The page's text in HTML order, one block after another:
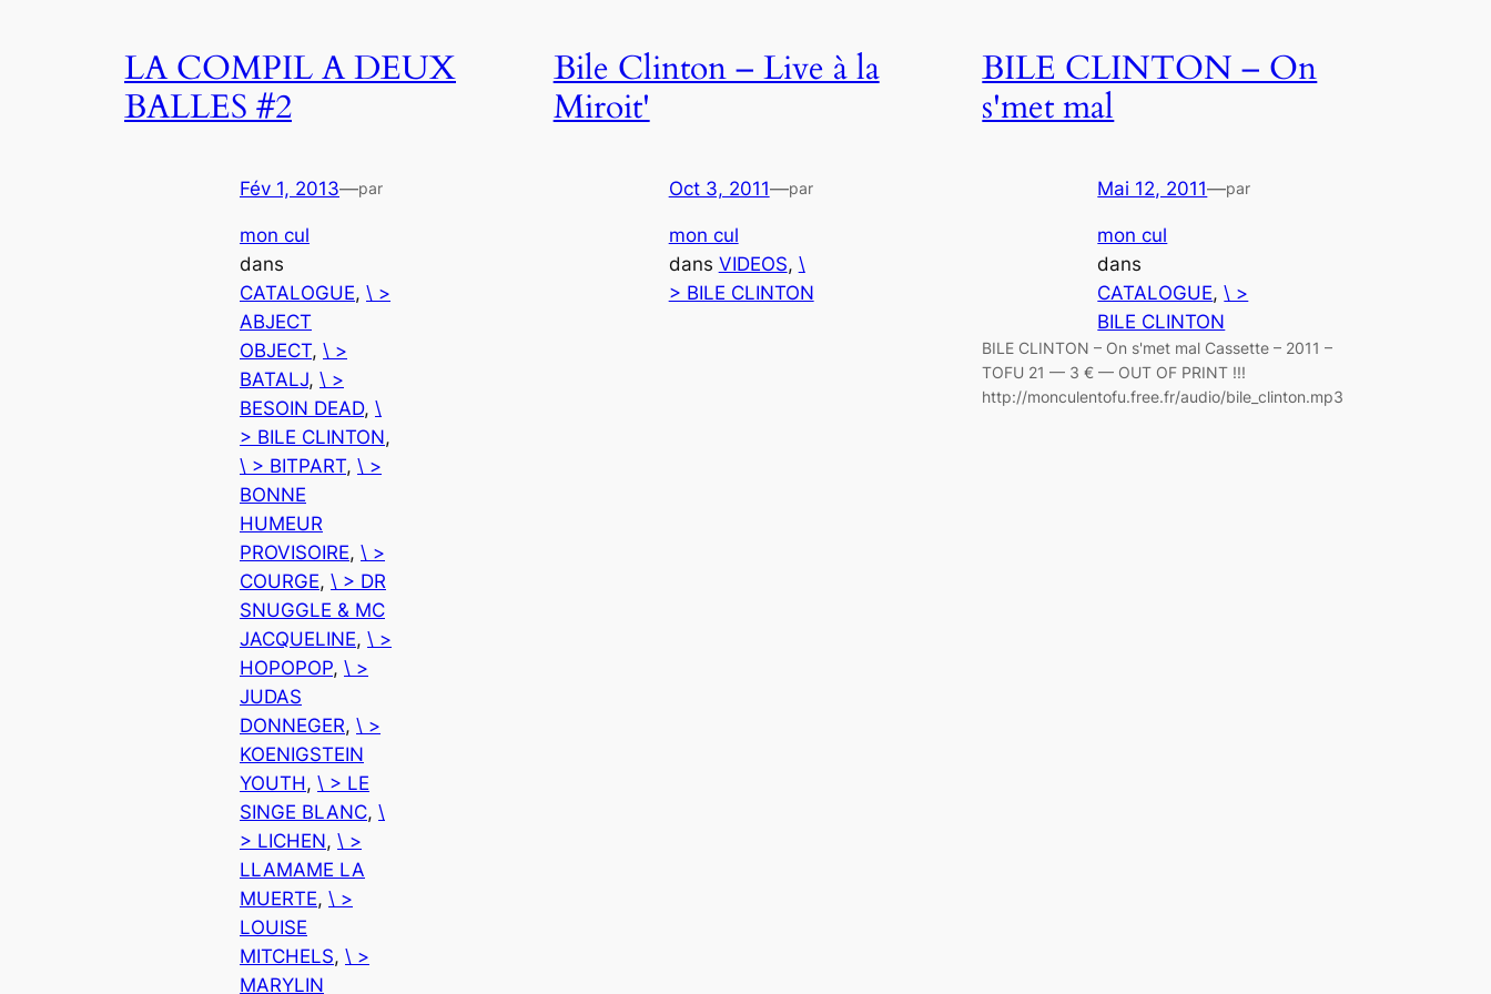
LA COMPIL A DEUX
BALLES #2
Fév 1, 2013—par
mon cul
dans
CATALOGUE, \ >
ABJECT
OBJECT, \ >
BATALJ, \ >
BESOIN DEAD, \
> BILE CLINTON
\ > BITPART, \ >
BONNE
HUMEUR
PROVISOIRE, \ >
COURGE, \ > DR
SNUGGLE & MC
JACQUELINE, \ >
HOPOPOP, \ >
JUDAS
DONNEGER, \ >
KOENIGSTEIN
YOUTH, \ > LE
SINGE BLANC, \
> LICHEN, \ >
LLAMAME LA
MUERTE, \ >
LOUISE
MITCHELS, \ >
MARYLIN
Bile Clinton – Live à la
Miroit'
Oct 3, 2011—par
mon cul
dans VIDEOS, \
> BILE CLINTON
BILE CLINTON – On
s'met mal
Mai 12, 2011—par
mon cul
dans
CATALOGUE, \ >
BILE CLINTON
BILE CLINTON – On s'met mal Cassette – 2011 –
TOFU 21 — 3 € — OUT OF PRINT !!!
http://monculentofu.free.fr/audio/bile_clinton.mp3